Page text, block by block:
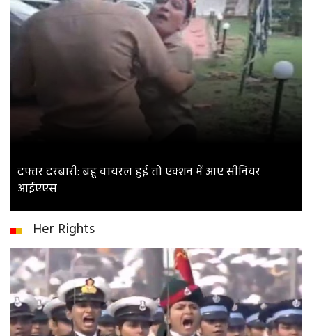
दफ्तर दरबारी: बहू वायरल हुई तो एक्शन में आए सीनियर
आईएएस
Her Rights